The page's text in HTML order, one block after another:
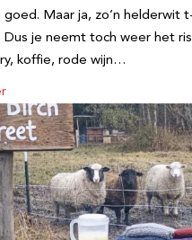
goed. Maar ja, zo’n helderwit
Dus je neemt toch weer het
koffie, rode wijn…